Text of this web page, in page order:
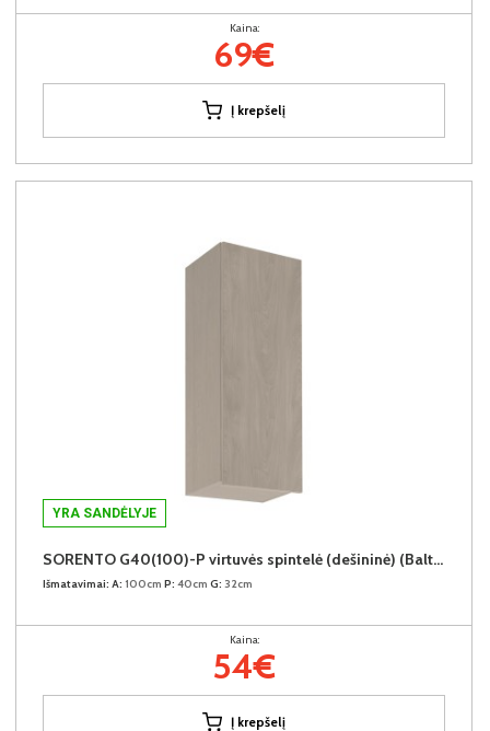
Kaina:
69€
Į krepšelį
YRA SANDĖLYJE
SORENTO G40(100)-P virtuvės spintelė (dešininė) (Baltic Storm/Baltic Storm)
Išmatavimai: A: 100cm P: 40cm G: 32cm
Kaina:
54€
Į krepšelį